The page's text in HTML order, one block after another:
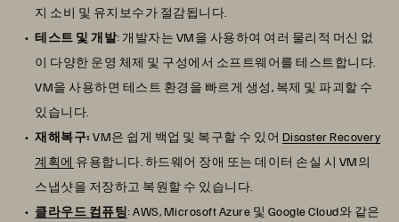
지 소비 및 유지보수가 절감됩니다.
테스트 및 개발: 개발자는 VM을 사용하여 여러 물리적 머신 없
이 다양한 운영 체제 및 구성에서 소프트웨어를 테스트합니다.
VM을 사용하면 테스트 환경을 빠르게 생성, 복제 및 파괴할 수
있습니다.
재해복구: VM은 쉽게 백업 및 복구할 수 있어 Disaster Recovery
계획에 유용합니다. 하드웨어 장애 또는 데이터 손실 시 VM의
스냅샷을 저장하고 복원할 수 있습니다.
클라우드 컴퓨팅: AWS, Microsoft Azure 및 Google Cloud와 같은